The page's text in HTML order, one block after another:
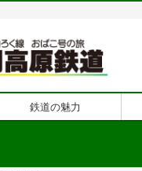
鉄道の魅力